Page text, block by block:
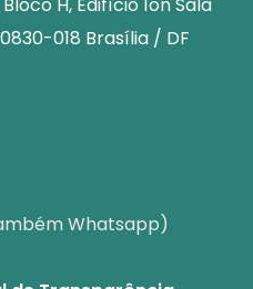
018 Brasília / DF
Whatsapp)